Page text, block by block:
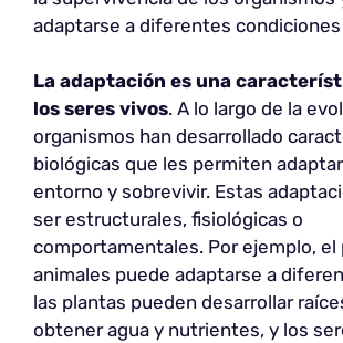
adaptarse a diferentes
La adaptación es una
los seres vivos. A lo largo de la
organismos han desarrollado
biológicas que les permiten
entorno y sobrevivir. Estas
ser estructurales, fisiológicas o
comportamentales. Por ejemplo, el
animales puede adaptarse a
las plantas pueden desarrollar
obtener agua y nutrientes, y los